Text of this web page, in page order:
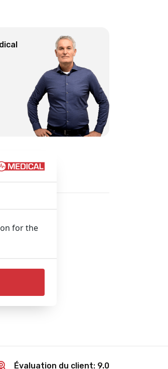
Évaluation du client: 9.0
for the